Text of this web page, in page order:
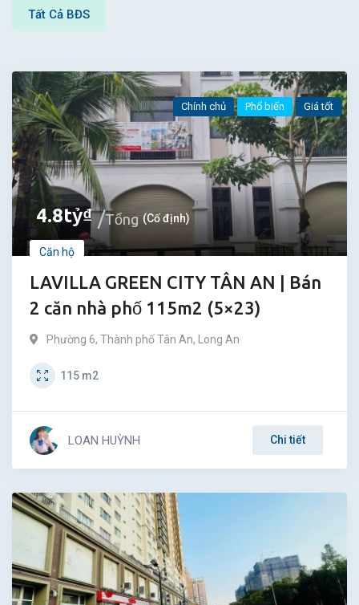
Tất Cả BĐS
4.8tỷ₫ Tổng (Cố định)
Căn hộ
LAVILLA GREEN CITY TÂN AN | Bán
2 căn nhà phố 115m2 (5×23)
Chính chủ Phổ biến Giá tốt
Phường 6, Thành phố Tân An, Long An
115 m2
LOAN HUỲNH Chi tiết